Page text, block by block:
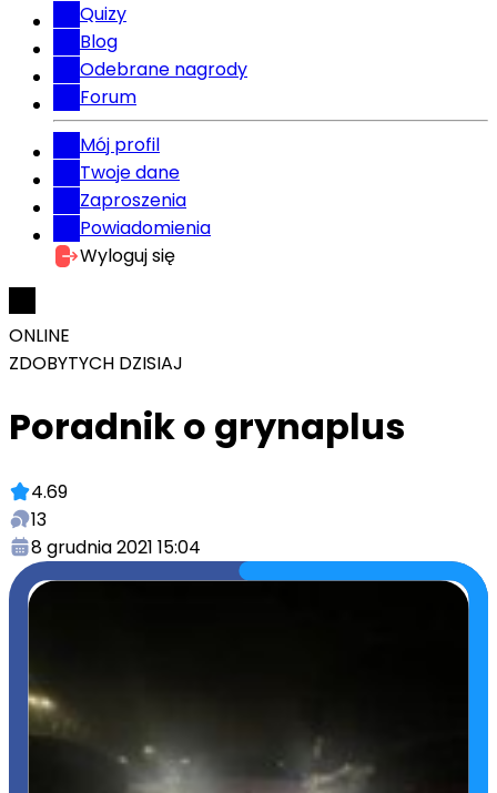
Quizy
Blog
Odebrane nagrody
Forum
Mój profil
Twoje dane
Zaproszenia
Powiadomienia
Wyloguj się
ONLINE
ZDOBYTYCH DZISIAJ
Poradnik o grynaplus
4.69
13
8 grudnia 2021 15:04